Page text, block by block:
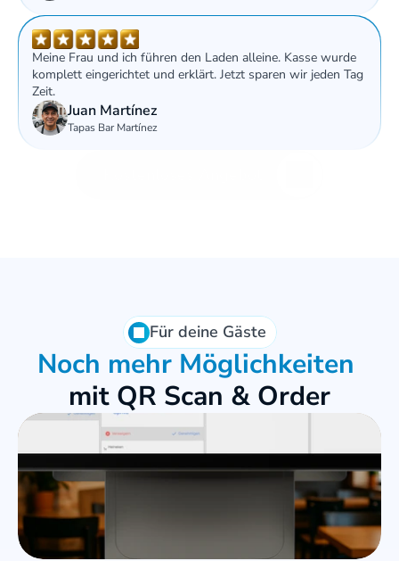
Meine Frau und ich führen den Laden alleine. Kasse wurde
komplett eingerichtet und erklärt. Jetzt sparen wir jeden Tag
Zeit.
Juan Martínez
Tapas Bar Martínez
Für deine Gäste
Noch mehr Möglichkeiten
mit QR Scan & Order